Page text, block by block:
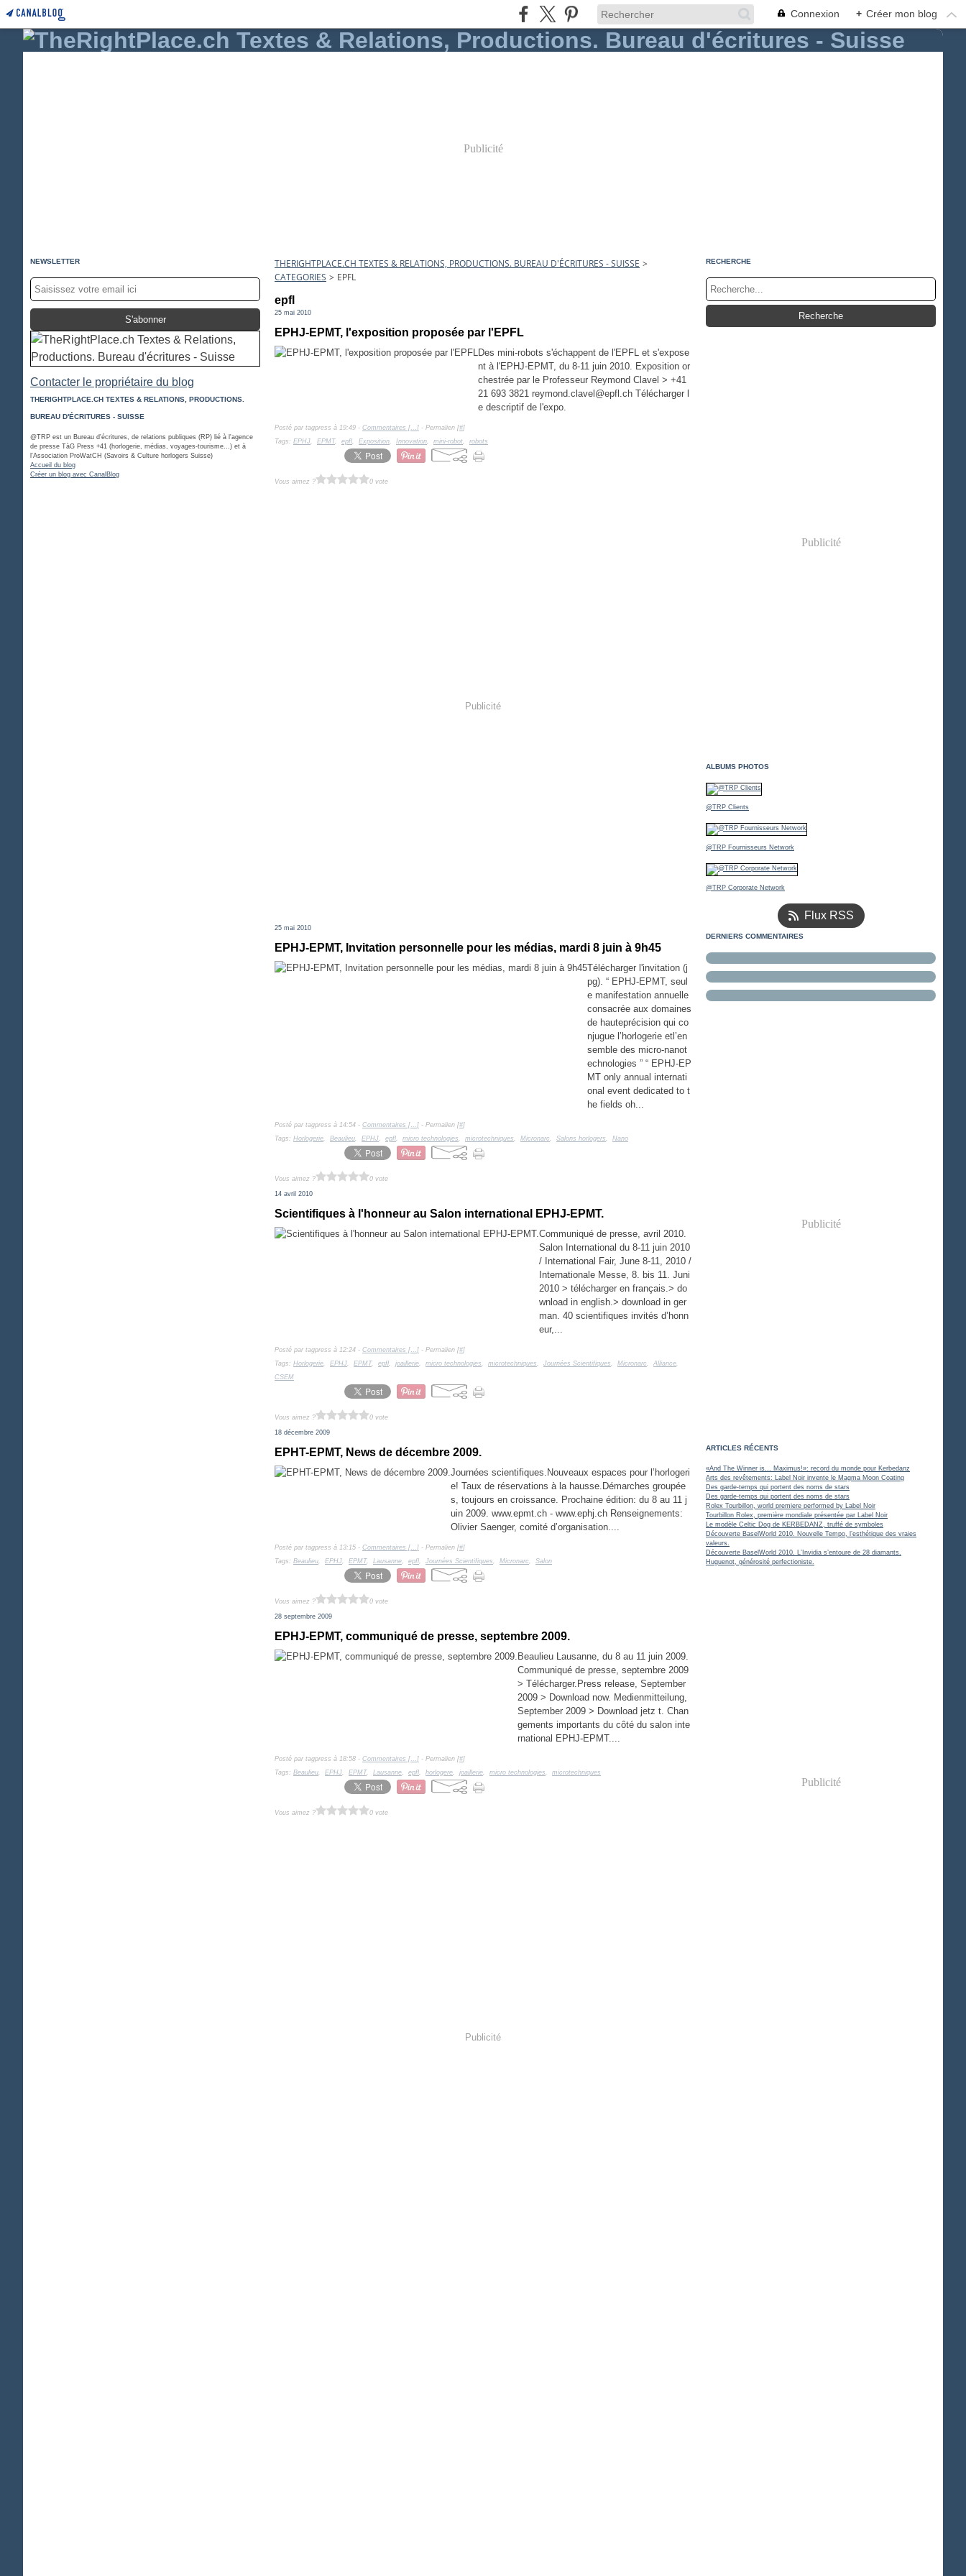
Connexion + Créer mon blog
Publicité
NEWSLETTER
Contacter le propriétaire du blog
THERIGHTPLACE.CH TEXTES & RELATIONS, PRODUCTIONS.
BUREAU D'ÉCRITURES - SUISSE
@TRP est un Bureau d'écritures, de relations publiques (RP) lié à l'agence
de presse TàG Press +41 (horlogerie, médias, voyages-tourisme...) et à
l'Association ProWatCH (Savoirs & Culture horlogers Suisse)
Accueil du blog
Créer un blog avec CanalBlog
THERIGHTPLACE.CH TEXTES & RELATIONS, PRODUCTIONS. BUREAU D'ÉCRITURES - SUISSE >
CATEGORIES > EPFL
epfl
25 mai 2010
EPHJ-EPMT, l'exposition proposée par l'EPFL
Des mini-robots s'échappent de l'EPFL et s'expose
nt à l'EPHJ-EPMT, du 8-11 juin 2010. Exposition or
chestrée par le Professeur Reymond Clavel > +41
21 693 3821 reymond.clavel@epfl.ch Télécharger l
e descriptif de l'expo.
Posté par tagpress à 19:49 - Commentaires [… ] - Permalien [#]
Tags: EPHJ, EPMT, epfl, Exposition, Innovation, mini-robot, robots
Vous aimez ? 0 vote
Publicité
25 mai 2010
EPHJ-EPMT, Invitation personnelle pour les médias, mardi 8 juin à 9h45
Télécharger l'invitation (j
pg). “ EPHJ-EPMT, seul
e manifestation annuelle
consacrée aux domaines
de hauteprécision qui co
njugue l’horlogerie etl’en
semble des micro-nanot
echnologies ” “ EPHJ-EP
MT only annual internati
onal event dedicated to t
he fields oh...
Posté par tagpress à 14:54 - Commentaires [… ] - Permalien [#]
Tags: Horlogerie, Beaulieu, EPHJ, epfl, micro technologies, microtechniques, Micronarc, Salons horlogers, Nano
Vous aimez ? 0 vote
14 avril 2010
Scientifiques à l'honneur au Salon international EPHJ-EPMT.
Communiqué de presse, avril 2010.
Salon International du 8-11 juin 2010
/ International Fair, June 8-11, 2010 /
Internationale Messe, 8. bis 11. Juni
2010 > télécharger en français.> do
wnload in english.> download in ger
man. 40 scientifiques invités d’honn
eur,...
Posté par tagpress à 12:24 - Commentaires [… ] - Permalien [#]
Tags: Horlogerie, EPHJ, EPMT, epfl, joaillerie, micro technologies, microtechniques, Journées Scientifiques, Micronarc, Alliance,
CSEM
Vous aimez ? 0 vote
18 décembre 2009
EPHT-EPMT, News de décembre 2009.
Journées scientifiques.Nouveaux espaces pour l’horlogeri
e! Taux de réservations à la hausse.Démarches groupée
s, toujours en croissance. Prochaine édition: du 8 au 11 j
uin 2009. www.epmt.ch - www.ephj.ch Renseignements:
Olivier Saenger, comité d’organisation....
Posté par tagpress à 13:15 - Commentaires [… ] - Permalien [#]
Tags: Beaulieu, EPHJ, EPMT, Lausanne, epfl, Journées Scientifiques, Micronarc, Salon
Vous aimez ? 0 vote
28 septembre 2009
EPHJ-EPMT, communiqué de presse, septembre 2009.
Beaulieu Lausanne, du 8 au 11 juin 2009.
Communiqué de presse, septembre 2009
> Télécharger.Press release, September
2009 > Download now. Medienmitteilung,
September 2009 > Download jetz t. Chan
gements importants du côté du salon inte
rnational EPHJ-EPMT....
Posté par tagpress à 18:58 - Commentaires [… ] - Permalien [#]
Tags: Beaulieu, EPHJ, EPMT, Lausanne, epfl, horlogere, joaillerie, micro technologies, microtechniques
Vous aimez ? 0 vote
Publicité
RECHERCHE
Publicité
ALBUMS PHOTOS
@TRP Clients
@TRP Fournisseurs Network
@TRP Corporate Network
Flux RSS
DERNIERS COMMENTAIRES
Publicité
ARTICLES RÉCENTS
«And The Winner is... Maximus!»: record du monde pour Kerbedanz
Arts des revêtements: Label Noir invente le Magma Moon Coating
Des garde-temps qui portent des noms de stars
Des garde-temps qui portent des noms de stars
Rolex Tourbillon, world premiere performed by Label Noir
Tourbillon Rolex, première mondiale présentée par Label Noir
Le modèle Celtic Dog de KERBEDANZ, truffé de symboles
Découverte BaselWorld 2010. Nouvelle Tempo, l’esthétique des vraies
valeurs.
Découverte BaselWorld 2010. L’Invidia s’entoure de 28 diamants.
Huguenot, générosité perfectioniste.
Publicité